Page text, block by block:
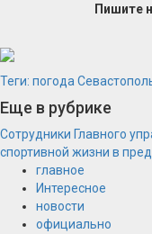
Пишите
Теги: погода
Еще в рубрике
Сотрудники Главного
спортивной жизни в
главное
Интересное
новости
официально